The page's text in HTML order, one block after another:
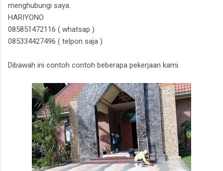
menghubungi saya.
HARIYONO
085851472116 ( whatsap )
085334427496 ( telpon saja )
Dibawah ini contoh contoh beberapa pekerjaan kami.